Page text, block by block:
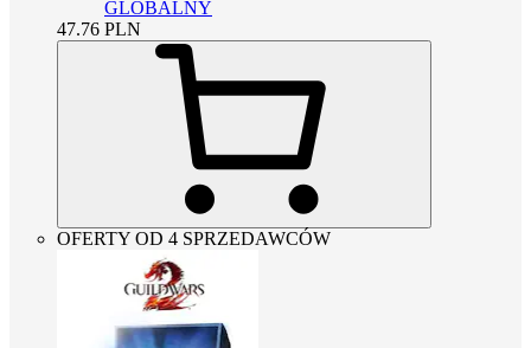
GLOBALNY
47.76 PLN
OFERTY OD 4 SPRZEDAWCÓW